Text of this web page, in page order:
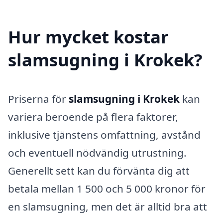
Hur mycket kostar
slamsugning i Krokek?
Priserna för slamsugning i Krokek kan
variera beroende på flera faktorer,
inklusive tjänstens omfattning, avstånd
och eventuell nödvändig utrustning.
Generellt sett kan du förvänta dig att
betala mellan 1 500 och 5 000 kronor för
en slamsugning, men det är alltid bra att